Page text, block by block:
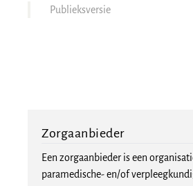
Publieksversie
Zorgaanbieder
Een zorgaanbieder is een
paramedische- en/of